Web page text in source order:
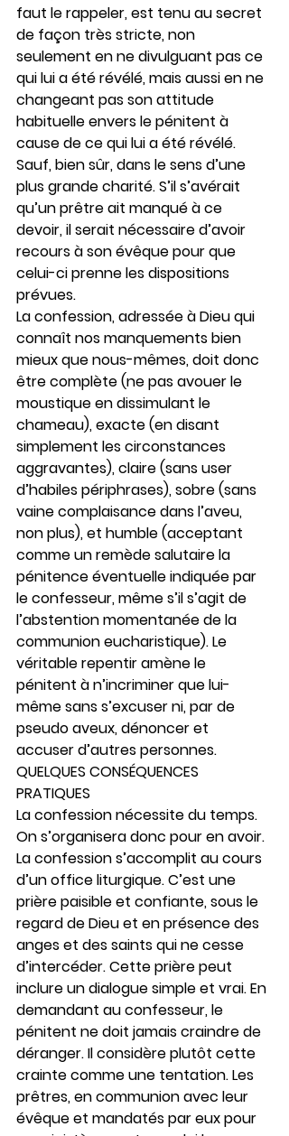
faut le rappeler, est tenu au secret
de façon très stricte, non
seulement en ne divulguant pas ce
qui lui a été révélé, mais aussi en ne
changeant pas son attitude
habituelle envers le pénitent à
cause de ce qui lui a été révélé.
Sauf, bien sûr, dans le sens d’une
plus grande charité. S’il s’avérait
qu’un prêtre ait manqué à ce
devoir, il serait nécessaire d’avoir
recours à son évêque pour que
celui-ci prenne les dispositions
prévues.
La confession, adressée à Dieu qui
connaît nos manquements bien
mieux que nous-mêmes, doit donc
être complète (ne pas avouer le
moustique en dissimulant le
chameau), exacte (en disant
simplement les circonstances
aggravantes), claire (sans user
d’habiles périphrases), sobre (sans
vaine complaisance dans l’aveu,
non plus), et humble (acceptant
comme un remède salutaire la
pénitence éventuelle indiquée par
le confesseur, même s’il s’agit de
l’abstention momentanée de la
communion eucharistique). Le
véritable repentir amène le
pénitent à n’incriminer que lui-
même sans s’excuser ni, par de
pseudo aveux, dénoncer et
accuser d’autres personnes.
QUELQUES CONSÉQUENCES
PRATIQUES
La confession nécessite du temps.
On s’organisera donc pour en avoir.
La confession s’accomplit au cours
d’un office liturgique. C’est une
prière paisible et confiante, sous le
regard de Dieu et en présence des
anges et des saints qui ne cesse
d’intercéder. Cette prière peut
inclure un dialogue simple et vrai. En
demandant au confesseur, le
pénitent ne doit jamais craindre de
déranger. Il considère plutôt cette
crainte comme une tentation. Les
prêtres, en communion avec leur
évêque et mandatés par eux pour